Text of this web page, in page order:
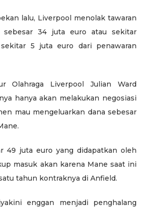
lalu, Liverpool menolak tawaran
sebesar 34 juta euro atau sekitar
5 juta euro dari penawaran
Olahraga Liverpool Julian Ward
hanya akan melakukan negosiasi
mau mengeluarkan dana sebesar
49 juta euro yang didapatkan oleh
masuk akan karena Mane saat ini
tahun kontraknya di Anfield.
enggan menjadi penghalang